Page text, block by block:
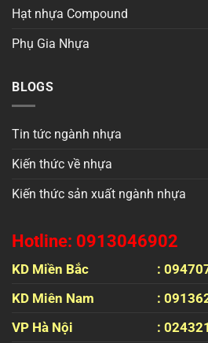
Hạt nhựa Compound
Phụ Gia Nhựa
BLOGS
Tin tức ngành nhựa
Kiến thức về nhựa
Kiến thức sản xuất ngành nhựa
Hotline: 0913046902
KD Miền Bắc
:
KD Miên Nam
:
VP Hà Nội
: